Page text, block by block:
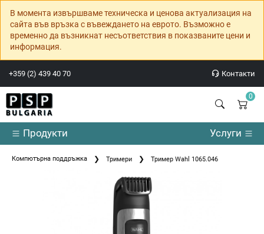
В момента извършваме техническа и ценова актуализация на
сайта във връзка с въвеждането на еврото. Възможно е
временно да възникнат несъответствия в показваните цени и
информация.
+359 (2) 439 40 70 Контакти
0
Продукти Услуги
Компютърна поддръжка Тримери Тример Wahl 1065.046